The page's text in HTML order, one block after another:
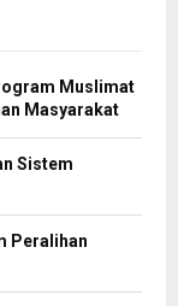
Muslimat
Masyarakat
Sistem
Peralihan